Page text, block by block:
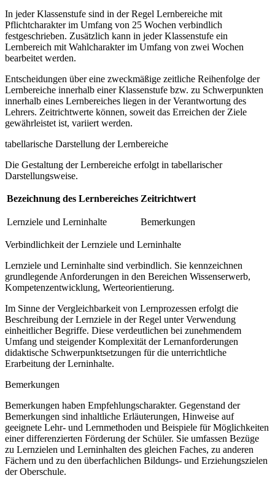
In jeder Klassenstufe sind in der Regel Lernbereiche mit
Pflichtcharakter im Umfang von 25 Wochen verbindlich
festgeschrieben. Zusätzlich kann in jeder Klassenstufe ein
Lernbereich mit Wahlcharakter im Umfang von zwei Wochen
bearbeitet werden.
Entscheidungen über eine zweckmäßige zeitliche Reihenfolge der
Lernbereiche innerhalb einer Klassenstufe bzw. zu Schwerpunkten
innerhalb eines Lernbereiches liegen in der Verantwortung des
Lehrers. Zeitrichtwerte können, soweit das Erreichen der Ziele
gewährleistet ist, variiert werden.
tabellarische Darstellung der Lernbereiche
Die Gestaltung der Lernbereiche erfolgt in tabellarischer
Darstellungsweise.
Bezeichnung des Lernbereiches Zeitrichtwert
Lernziele und Lerninhalte Bemerkungen
Verbindlichkeit der Lernziele und Lerninhalte
Lernziele und Lerninhalte sind verbindlich. Sie kennzeichnen
grundlegende Anforderungen in den Bereichen Wissenserwerb,
Kompetenzentwicklung, Werteorientierung.
Im Sinne der Vergleichbarkeit von Lernprozessen erfolgt die
Beschreibung der Lernziele in der Regel unter Verwendung
einheitlicher Begriffe. Diese verdeutlichen bei zunehmendem
Umfang und steigender Komplexität der Lernanforderungen
didaktische Schwerpunktsetzungen für die unterrichtliche
Erarbeitung der Lerninhalte.
Bemerkungen
Bemerkungen haben Empfehlungscharakter. Gegenstand der
Bemerkungen sind inhaltliche Erläuterungen, Hinweise auf
geeignete Lehr- und Lernmethoden und Beispiele für Möglichkeiten
einer differenzierten Förderung der Schüler. Sie umfassen Bezüge
zu Lernzielen und Lerninhalten des gleichen Faches, zu anderen
Fächern und zu den überfachlichen Bildungs- und Erziehungszielen
der Oberschule.